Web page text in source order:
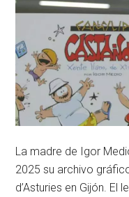
La madre de Igor
2025 su archivo
d’Asturies en Gijón. El